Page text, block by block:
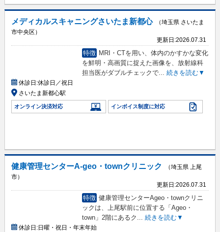
メディカルスキャニングさいたま新都心
（埼玉県 さいたま
市中央区）
更新日:2026.07.31
特徴 MRI・CTを用い、体内のかすかな変化
を鮮明・高画質に捉えた画像を、放射線科
担当医がダブルチェックで... 続きを読む▼
休診日:休診日／祝日
さいたま新都心駅
オンライン決済対応 インボイス制度に対応
健康管理センターA-geo・townクリニック
（埼玉県 上尾
市）
更新日:2026.07.31
特徴 健康管理センターAgeo・townクリニ
ックは、上尾駅前に位置する「Ageo・
town」2階にあるク ... 続きを読む▼
休診日:日曜・祝日・年末年始